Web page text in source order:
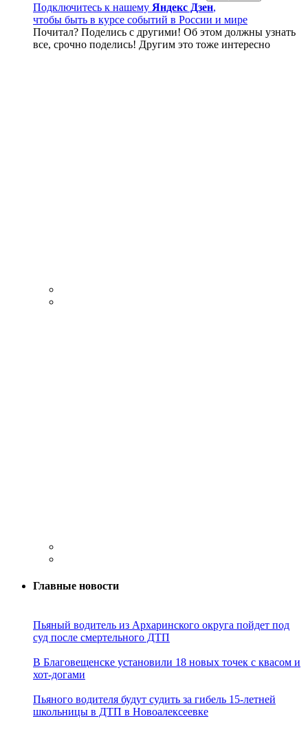
Подключитесь к нашему Яндекс Дзен,
чтобы быть в курсе событий в России и мире
Почитал? Поделись с другими! Об этом должны узнать
все, срочно поделись! Другим это тоже интересно
Главные новости
Пьяный водитель из Архаринского округа пойдет под
суд после смертельного ДТП
В Благовещенске установили 18 новых точек с квасом и
хот-догами
Пьяного водителя будут судить за гибель 15-летней
школьницы в ДТП в Новоалексеевке